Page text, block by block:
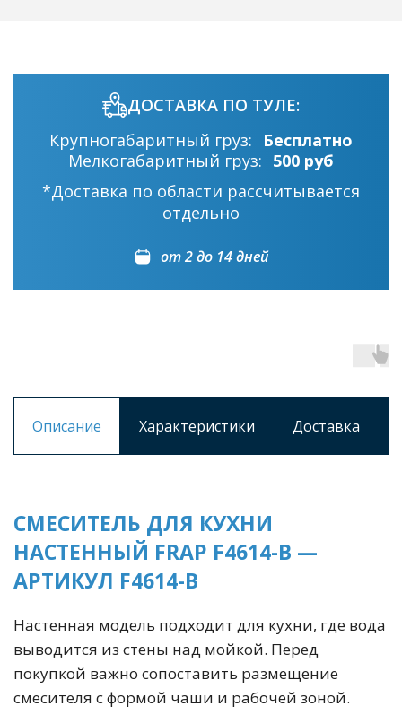
ДОСТАВКА ПО ТУЛЕ:
Крупногабаритный груз:
Бесплатно
Мелкогабаритный груз: 500 руб
*Доставка по области рассчитывается
отдельно
от 2 до 14 дней
Описание Характеристики Доставка
СМЕСИТЕЛЬ ДЛЯ КУХНИ
НАСТЕННЫЙ FRAP F4614-B —
АРТИКУЛ F4614-B
Настенная модель подходит для кухни, где вода
выводится из стены над мойкой. Перед
покупкой важно сопоставить размещение
смесителя с формой чаши и рабочей зоной.